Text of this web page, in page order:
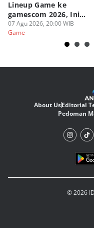
Lineup Game ke
gamescom 2026, Ini
Judulnya!
07 Agu 2026, 20:00 WIB
Game
About UsEditorial
Pedoman
© 2026